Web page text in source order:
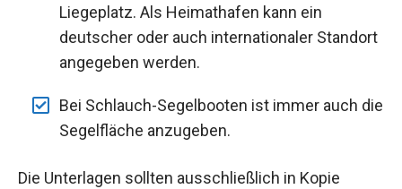
Liegeplatz. Als Heimathafen kann ein
deutscher oder auch internationaler Standort
angegeben werden.
Bei Schlauch-Segelbooten ist immer auch die
Segelfläche anzugeben.
Die Unterlagen sollten ausschließlich in Kopie